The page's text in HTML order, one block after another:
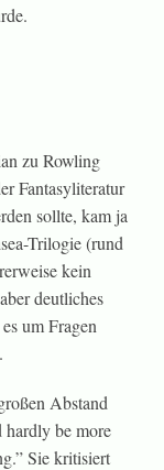
zu Rowling
Fantasyliteratur
sollte, kam ja
Trilogie (rund
kein
deutliches
um Fragen
Abstand
be more
Sie kritisiert